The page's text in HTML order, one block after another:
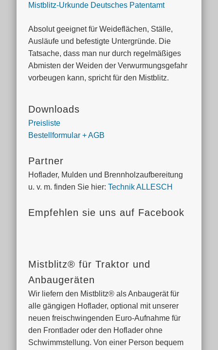
Mistblitz-Urkunde Deutsches Patentamt
Absolut geeignet für Weideflächen, Ställe,
Ausläufe und befestigte Untergründe. Die
Tatsache, dass man nur durch regelmäßiges
Abmisten der Weiden der Verwurmungs­gefahr
vorbeugen kann, spricht für den Mistblitz.
Downloads
Preisliste
Bestellformular + AGB
Partner
Hoflader, Mulden und Brennholzaufbereitung
u. v. m. finden Sie hier:Technik ALLESCH
Empfehlen sie uns auf Facebook
Mistblitz® für Traktor und
Anbaugeräten
Wir liefern den Mistblitz® als Anbaugerät für
alle gängigen Hoflader, optional mit unserer
neuen freischwingenden Euro-Aufnahme für
den Frontlader oder den Hoflader ohne
Schwimmstellung. Von einer Person bequem